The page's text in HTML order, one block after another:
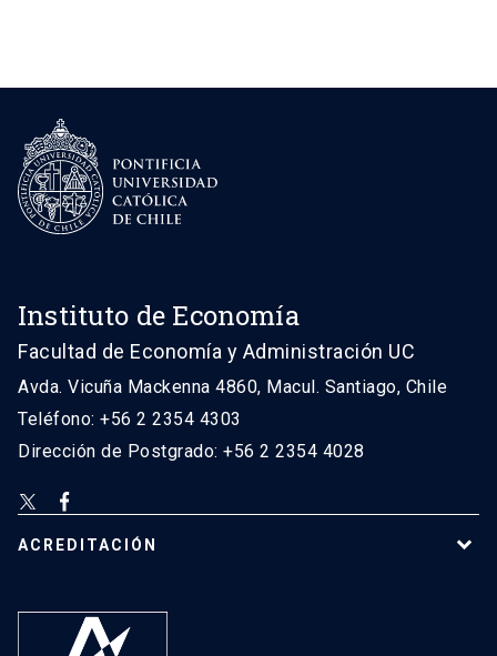
Instituto de Economía
Facultad de Economía y Administración UC
Avda. Vicuña Mackenna 4860, Macul. Santiago, Chile
Teléfono: +56 2 2354 4303
Dirección de Postgrado: +56 2 2354 4028
ACREDITACIÓN